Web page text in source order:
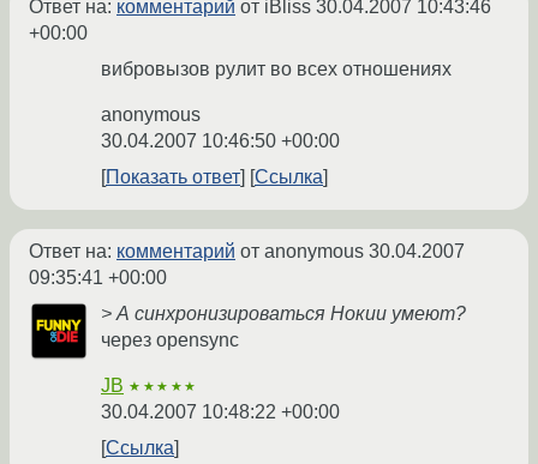
Ответ на: комментарий от iBliss 30.04.2007 10:43:46
+00:00
вибровызов рулит во всех отношениях
anonymous
30.04.2007 10:46:50 +00:00
Показать ответ
Ссылка
Ответ на: комментарий от anonymous 30.04.2007
09:35:41 +00:00
> А синхронизироваться Нокии умеют?
через opensync
JB ★★★★★
30.04.2007 10:48:22 +00:00
Ссылка